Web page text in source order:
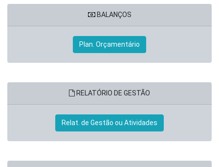
BALANÇOS
Plan. Orçamentário
RELATÓRIO DE GESTÃO
Relat. de Gestão ou Atividades